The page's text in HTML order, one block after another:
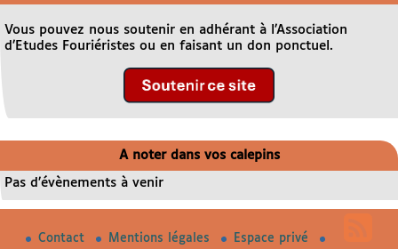
Vous pouvez nous soutenir en adhérant à l’Association
d’Etudes Fouriéristes ou en faisant un don ponctuel.
A noter dans vos calepins
Pas d’évènements à venir
Contact Mentions légales Espace privé